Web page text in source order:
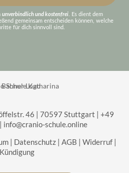
unverbindlich und kostenfrei. Es dient dem
gemeinsam entscheiden können, welche
für dich sinnvoll sind.
46 | 70597 Stuttgart | +49
info@cranio-schule.online
| Datenschutz | AGB | Widerruf |
Kündigung